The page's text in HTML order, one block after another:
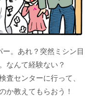
。あれ？突然ミシン目
なんて経験ない？
査センターに行って、
か教えてもらおう！